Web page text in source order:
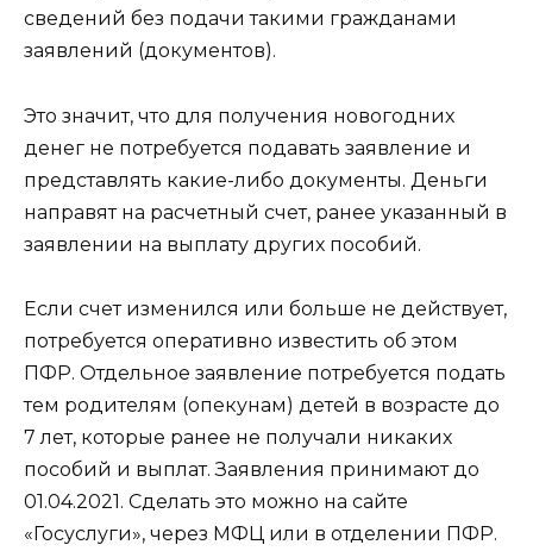
сведений без подачи такими гражданами
заявлений (документов).
Это значит, что для получения новогодних
денег не потребуется подавать заявление и
представлять какие-либо документы. Деньги
направят на расчетный счет, ранее указанный в
заявлении на выплату других пособий.
Если счет изменился или больше не действует,
потребуется оперативно известить об этом
ПФР. Отдельное заявление потребуется подать
тем родителям (опекунам) детей в возрасте до
7 лет, которые ранее не получали никаких
пособий и выплат. Заявления принимают до
01.04.2021. Сделать это можно на сайте
«Госуслуги», через МФЦ или в отделении ПФР.